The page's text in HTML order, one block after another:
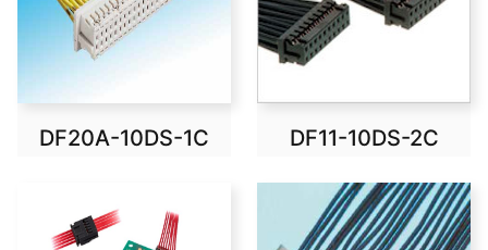
DF20A-10DS-1C DF11-10DS-2C